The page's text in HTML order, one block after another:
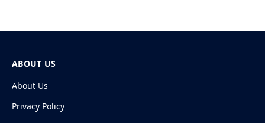
ABOUT US
About Us
Privacy Policy